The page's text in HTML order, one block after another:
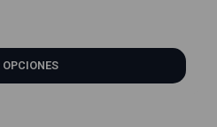
OPCIONES